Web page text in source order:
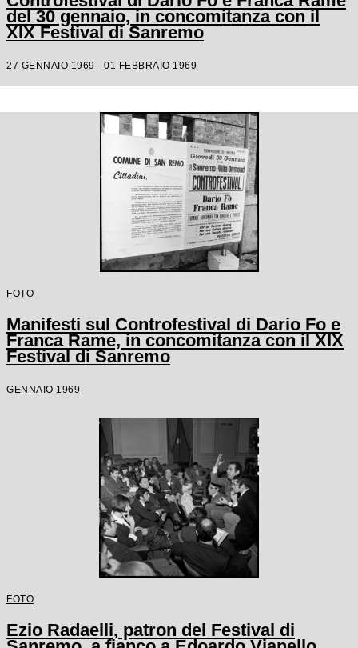
del 30 gennaio, in concomitanza con il
XIX Festival di Sanremo
27 GENNAIO 1969 - 01 FEBBRAIO 1969
FOTO
Manifesti sul Controfestival di Dario Fo e
Franca Rame, in concomitanza con il XIX
Festival di Sanremo
GENNAIO 1969
FOTO
Ezio Radaelli, patron del Festival di